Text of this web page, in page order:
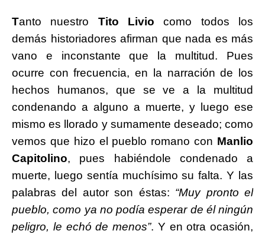
Tanto nuestro Tito Livio como todos los
demás historiadores afirman que nada es más
vano e inconstante que la multitud. Pues
ocurre con frecuencia, en la narración de los
hechos humanos, que se ve a la multitud
condenando a alguno a muerte, y luego ese
mismo es llorado y sumamente deseado; como
vemos que hizo el pueblo romano con Manlio
Capitolino, pues habiéndole condenado a
muerte, luego sentía muchísimo su falta. Y las
palabras del autor son éstas: “Muy pronto el
pueblo, como ya no podía esperar de él ningún
peligro, le echó de menos”. Y en otra ocasión,